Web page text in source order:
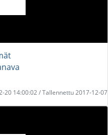
20 14:00:02 / Tallennettu 2017-12-07